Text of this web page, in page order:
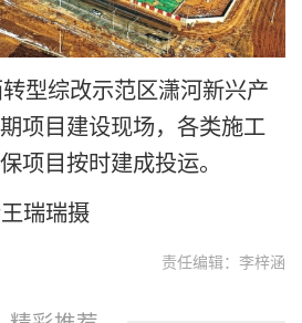
型综改示范区潇河新兴产
项目建设现场，各类施工
项目按时建成投运。
瑞瑞摄
责任编辑：李梓涵